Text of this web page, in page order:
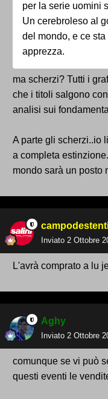
per la serie uomini
Un cerebroleso al
del mondo, e ce
apprezza.
ma scherzi? Tutti i
che i titoli salgono
analisi sui
A parte gli scherzi..io
a completa
mondo sarà un posto
Inviato 2 Ottobre
L'avrà comprato a lu
Aghy
Inviato 2 Ottobre
comunque se vi può
questi eventi le